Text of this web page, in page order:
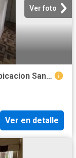
Ver foto
Departamento Familiar, excelente ubicacion Santiago Centro
Ver en detalle